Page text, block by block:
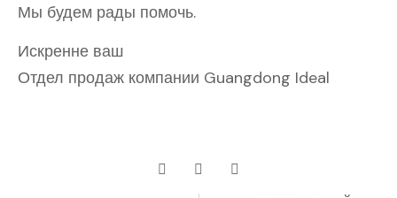
Мы будем рады помочь.
Искренне ваш
Отдел продаж компании Guangdong Ideal